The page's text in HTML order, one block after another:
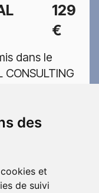
des
et
de suivi
129
€
dans le
CONSULTING